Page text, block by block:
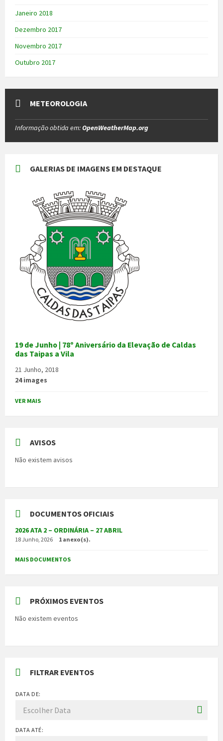
Janeiro 2018
Dezembro 2017
Novembro 2017
Outubro 2017
METEOROLOGIA
Informação obtida em:OpenWeatherMap.org
GALERIAS DE IMAGENS EM DESTAQUE
19 de Junho | 78º Aniversário da Elevação de Caldas
das Taipas a Vila
21 Junho, 2018
24 images
VER MAIS
AVISOS
Não existem avisos
DOCUMENTOS OFICIAIS
2026 ATA 2 – ORDINÁRIA – 27 ABRIL
18 Junho, 2026 1 anexo(s).
MAIS DOCUMENTOS
PRÓXIMOS EVENTOS
Não existem eventos
FILTRAR EVENTOS
DATA DE:
DATA ATÉ: